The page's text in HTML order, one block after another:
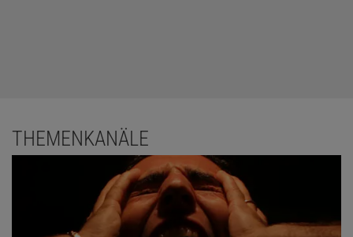
THEMENKANÄLE